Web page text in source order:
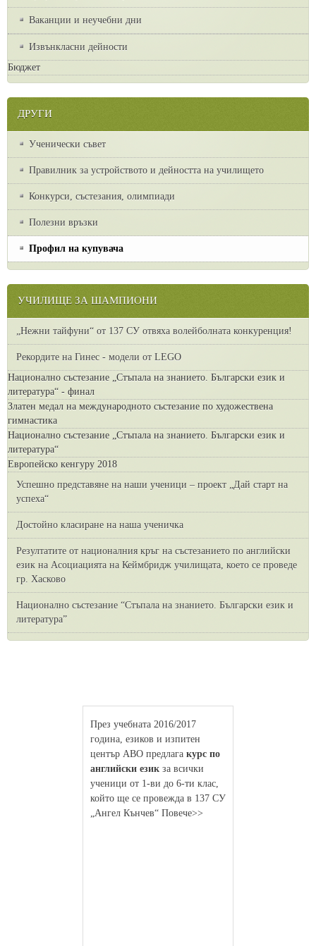
Ваканции и неучебни дни
Извънкласни дейности
Бюджет
ДРУГИ
Ученически съвет
Правилник за устройството и дейността на училището
Конкурси, състезания, олимпиади
Полезни връзки
Профил на купувача
УЧИЛИЩЕ ЗА ШАМПИОНИ
„Нежни тайфуни“ от 137 СУ отвяха волейболната конкуренция!
Рекордите на Гинес - модели от LEGO
Национално състезание „Стъпала на знанието. Български език и
литература“ - финал
Златен медал на международното състезание по художествена
гимнастика
Национално състезание „Стъпала на знанието. Български език и
литература“
Европейско кенгуру 2018
Успешно представяне на наши ученици – проект „Дай старт на
успеха“
Достойно класиране на наша ученичка
Резултатите от националния кръг на състезанието по английски
език на Асоциацията на Кеймбридж училищата, което се проведе
гр. Хасково
Национално състезание “Стъпала на знанието. Български език и
литература”
През учебната 2016/2017
година, езиков и изпитен
център АВО предлага курс по
английски език за всички
ученици от 1-ви до 6-ти клас,
който ще се провежда в 137 СУ
„Ангел Кънчев“ Повече>>